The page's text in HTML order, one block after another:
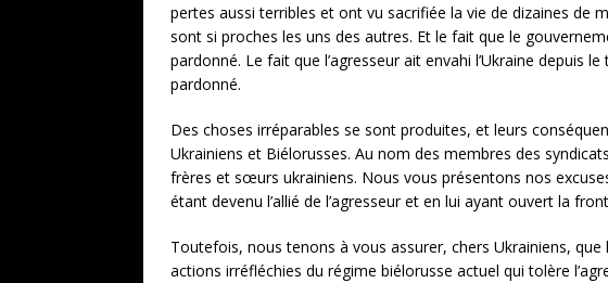
pertes aussi terribles et ont vu sacrifiée la vie de dizaines de
sont si proches les uns des autres. Et le fait que le
pardonné. Le fait que l’agresseur ait envahi l’Ukraine
pardonné.
Des choses irréparables se sont produites, et leurs
Ukrainiens et Biélorusses. Au nom des membres des
frères et sœurs ukrainiens. Nous vous présentons nos
étant devenu l’allié de l’agresseur et en lui ayant ouvert la
Toutefois, nous tenons à vous assurer, chers Ukrainiens,
actions irréfléchies du régime biélorusse actuel qui tolère